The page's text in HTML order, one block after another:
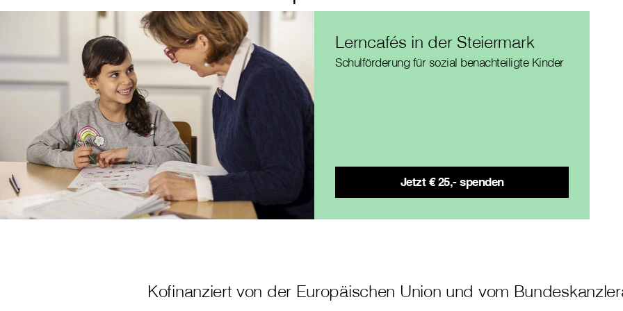
Lerncafés in der Steiermark
Schulförderung für sozial benachteiligte Kinder
Jetzt € 25,- spenden
Kofinanziert von der Europäischen Union und vom